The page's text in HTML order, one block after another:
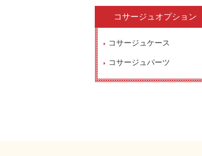
コサージュオプション
コサージュケース
コサージュパーツ